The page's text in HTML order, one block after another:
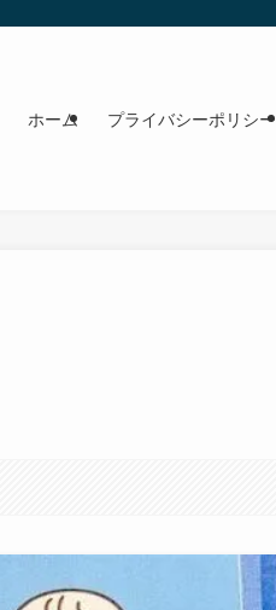
ホーム プライバシーポリシー